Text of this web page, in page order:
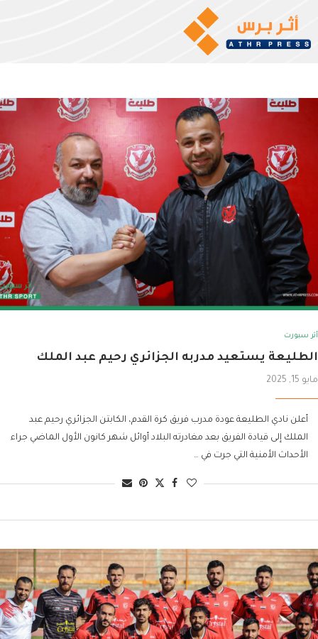
أثر سبورت
الطليعة يستعيد مدربه الجزائري رحيم عبد الملك
مايو 15, 2025
أعلن نادي الطليعة عودة مدرب فريق كرة القدم، الكابتن الجزائري رحيم عبد
الملك إلى قيادة الفريق بعد مغادرته البلاد أوائل شهر كانون الأول الماضي جراء
الأحداث الأمنية التي جرت في …